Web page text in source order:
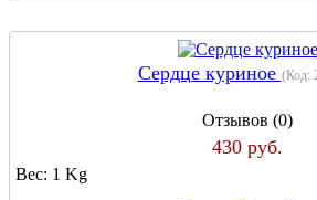
Сердце куриное (Код:
Отзывов (0)
430 руб.
Вес: 1 Kg